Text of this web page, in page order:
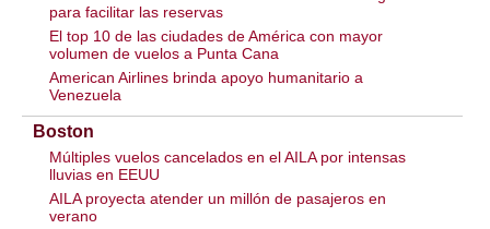
para facilitar las reservas
El top 10 de las ciudades de América con mayor
volumen de vuelos a Punta Cana
American Airlines brinda apoyo humanitario a
Venezuela
Boston
Múltiples vuelos cancelados en el AILA por intensas
lluvias en EEUU
AILA proyecta atender un millón de pasajeros en
verano